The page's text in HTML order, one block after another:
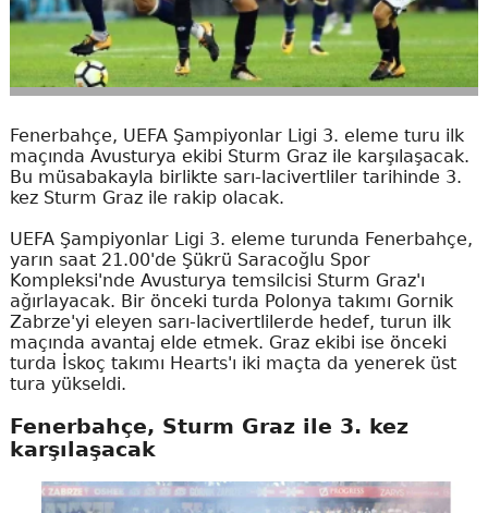
Fenerbahçe, UEFA Şampiyonlar Ligi 3. eleme turu ilk
maçında Avusturya ekibi Sturm Graz ile karşılaşacak.
Bu müsabakayla birlikte sarı-lacivertliler tarihinde 3.
kez Sturm Graz ile rakip olacak.
UEFA Şampiyonlar Ligi 3. eleme turunda Fenerbahçe,
yarın saat 21.00'de Şükrü Saracoğlu Spor
Kompleksi'nde Avusturya temsilcisi Sturm Graz'ı
ağırlayacak. Bir önceki turda Polonya takımı Gornik
Zabrze'yi eleyen sarı-lacivertlilerde hedef, turun ilk
maçında avantaj elde etmek. Graz ekibi ise önceki
turda İskoç takımı Hearts'ı iki maçta da yenerek üst
tura yükseldi.
Fenerbahçe, Sturm Graz ile 3. kez
karşılaşacak